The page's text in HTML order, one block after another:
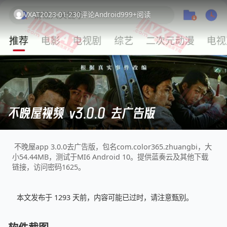
VXAT2023-01-230评论Android999+阅读
不晚屋视频 v3.0.0 去广告版
不晚屋app 3.0.0去广告版，包名com.color365.zhuangbi，大
小54.44MB，测试于MI6 Android 10。提供蓝奏云及其他下载
链接，访问密码1625。
本文发布于 1293 天前，内容可能已过时，请注意甄别。